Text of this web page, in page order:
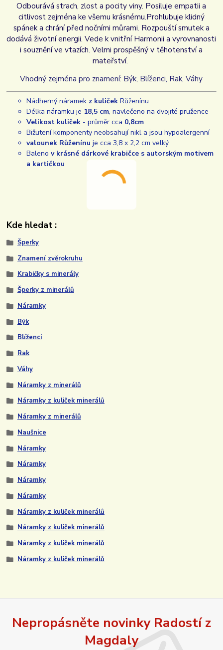
Odbourává strach, zlost a pocity viny. Posiluje empatii a
citlivost zejména ke všemu krásnému.Prohlubuje klidný
spánek a chrání před nočními můrami. Rozpouští smutek a
dodává životní energii. Vede k vnitřní Harmonii a vyrovnanosti
i souznění ve vtazích. Velmi prospěšný v těhotenství a
mateřství.
Vhodný zejména pro znamení: Býk, Blíženci, Rak, Váhy
Nádherný náramek z kuliček Růženínu
Délka náramku je 18,5 cm, navlečeno na dvojité pružence
Velikost kuliček - průměr cca 0,8cm
Bižutení komponenty neobsahují nikl a jsou hypoalergenní
valounek Růženínu je cca 3,8 x 2,2 cm velký
Balenov krásné dárkové krabičce s autorským motivem
a kartičkou
Kde hledat :
Šperky
Znamení zvěrokruhu
Krabičky s minerály
Šperky z minerálů
Náramky
Býk
Blíženci
Rak
Váhy
Náramky z minerálů
Náramky z kuliček minerálů
Náramky z minerálů
Naušnice
Náramky
Náramky
Náramky
Náramky
Náramky z kuliček minerálů
Náramky z kuliček minerálů
Náramky z kuliček minerálů
Náramky z kuliček minerálů
Nepropásněte novinky Radostí z
Magdaly